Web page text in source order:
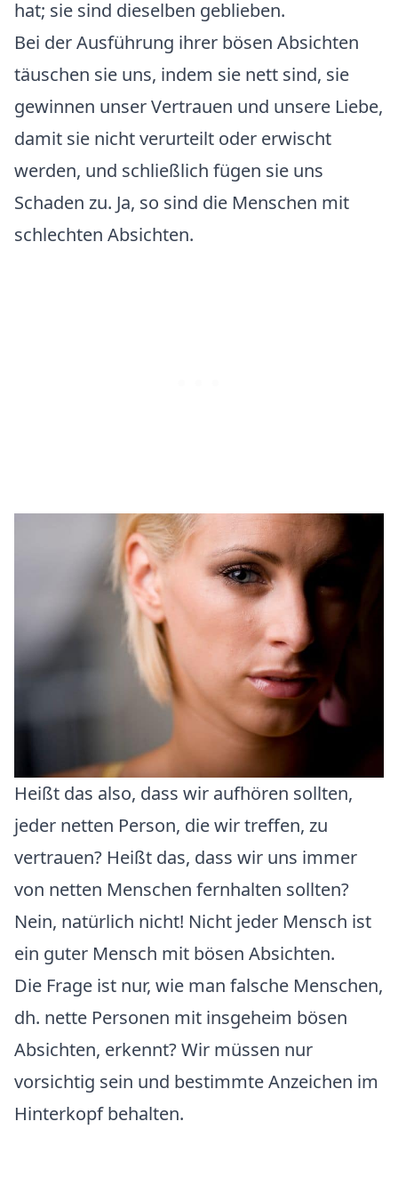
hat; sie sind dieselben geblieben.
Bei der Ausführung ihrer bösen Absichten
täuschen sie uns, indem sie nett sind, sie
gewinnen unser Vertrauen und unsere Liebe,
damit sie nicht verurteilt oder erwischt
werden, und schließlich fügen sie uns
Schaden zu. Ja, so sind die Menschen mit
schlechten Absichten.
Heißt das also, dass wir aufhören sollten,
jeder netten Person, die wir treffen, zu
vertrauen? Heißt das, dass wir uns immer
von netten Menschen fernhalten sollten?
Nein, natürlich nicht! Nicht jeder Mensch ist
ein guter Mensch mit bösen Absichten.
Die Frage ist nur, wie man falsche Menschen,
dh. nette Personen mit insgeheim bösen
Absichten, erkennt? Wir müssen nur
vorsichtig sein und bestimmte Anzeichen im
Hinterkopf behalten.